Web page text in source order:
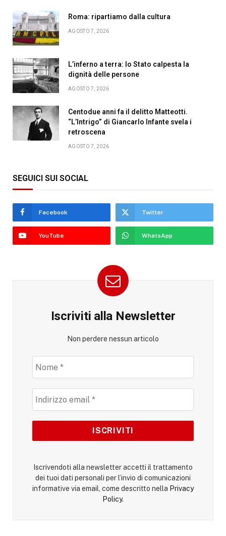
Roma: ripartiamo dalla cultura
AGOSTO 7, 2026
L’inferno a terra: lo Stato calpesta la
dignità delle persone
AGOSTO 7, 2026
Centodue anni fa il delitto Matteotti.
“L’Intrigo” di Giancarlo Infante svela i
retroscena
AGOSTO 7, 2026
SEGUICI SUI SOCIAL
Facebook Twitter
YouTube WhatsApp
Iscriviti alla Newsletter
Non perdere nessun articolo
Iscrivendoti alla newsletter accetti il trattamento
dei tuoi dati personali per l’invio di comunicazioni
informative via email, come descritto nella Privacy
Policy.